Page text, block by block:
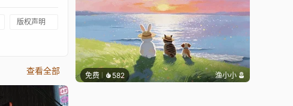
版权声明
查看全部 免费 582 渔小小